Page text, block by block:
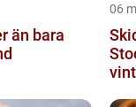
än bara
06